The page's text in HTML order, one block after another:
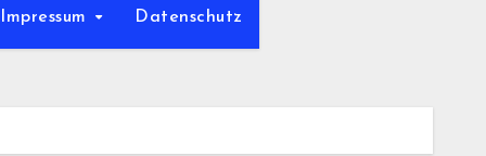
Impressum Datenschutz